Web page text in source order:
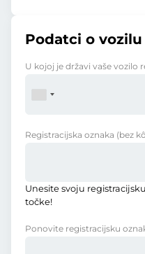
Podatci o vozilu
U kojoj je državi vaše vozilo
Registracijska oznaka (bez
Unesite svoju
točke!
Ponovite registracijsku